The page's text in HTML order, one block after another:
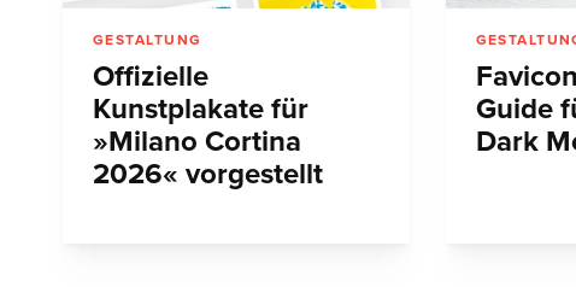
GESTALTUNG
Offizielle
Kunstplakate für
»Milano Cortina
2026« vorgestellt
Guide
Dark